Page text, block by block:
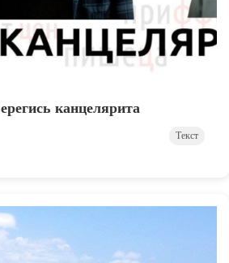
канцелярита
Текст